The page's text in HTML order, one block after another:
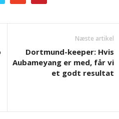
Næste artikel
Dortmund-keeper: Hvis
Aubameyang er med, får vi
et godt resultat